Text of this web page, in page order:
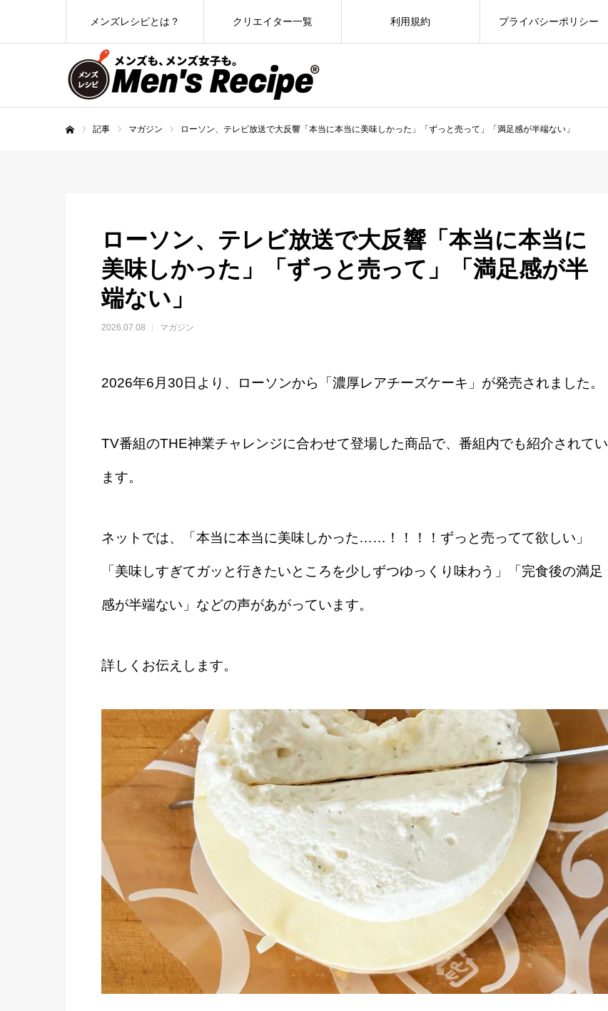
メンズレシピとは？ クリエイター一覧 利用規約 プライバシーポリシー
記事 マガジン ローソン、テレビ放送で大反響「本当に本当に美味しかった」「ずっと売って」「満足感が半端ない」
ローソン、テレビ放送で大反響「本当に本当に
美味しかった」「ずっと売って」「満足感が半
端ない」
2026.07.08 マガジン
2026年6月30日より、ローソンから「濃厚レアチーズケーキ」が発売されました。
TV番組のTHE神業チャレンジに合わせて登場した商品で、番組内でも紹介されてい
ます。
ネットでは、「本当に本当に美味しかった……！！！！ずっと売ってて欲しい」
「美味しすぎてガッと行きたいところを少しずつゆっくり味わう」「完食後の満足
感が半端ない」などの声があがっています。
詳しくお伝えします。